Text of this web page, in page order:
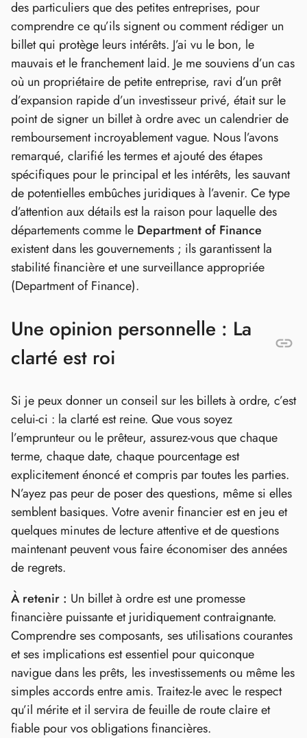
des particuliers que des petites entreprises, pour
comprendre ce qu’ils signent ou comment rédiger un
billet qui protège leurs intérêts. J’ai vu le bon, le
mauvais et le franchement laid. Je me souviens d’un cas
où un propriétaire de petite entreprise, ravi d’un prêt
d’expansion rapide d’un investisseur privé, était sur le
point de signer un billet à ordre avec un calendrier de
remboursement incroyablement vague. Nous l’avons
remarqué, clarifié les termes et ajouté des étapes
spécifiques pour le principal et les intérêts, les sauvant
de potentielles embûches juridiques à l’avenir. Ce type
d’attention aux détails est la raison pour laquelle des
départements comme le Department of Finance
existent dans les gouvernements ; ils garantissent la
stabilité financière et une surveillance appropriée
(Department of Finance).
Une opinion personnelle : La
clarté est roi
Si je peux donner un conseil sur les billets à ordre, c’est
celui-ci : la clarté est reine. Que vous soyez
l’emprunteur ou le prêteur, assurez-vous que chaque
terme, chaque date, chaque pourcentage est
explicitement énoncé et compris par toutes les parties.
N’ayez pas peur de poser des questions, même si elles
semblent basiques. Votre avenir financier est en jeu et
quelques minutes de lecture attentive et de questions
maintenant peuvent vous faire économiser des années
de regrets.
À retenir : Un billet à ordre est une promesse
financière puissante et juridiquement contraignante.
Comprendre ses composants, ses utilisations courantes
et ses implications est essentiel pour quiconque
navigue dans les prêts, les investissements ou même les
simples accords entre amis. Traitez-le avec le respect
qu’il mérite et il servira de feuille de route claire et
fiable pour vos obligations financières.